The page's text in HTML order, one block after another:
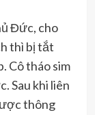
Đức, cho
thì bị tắt
Cô tháo sim
Sau khi liên
thông